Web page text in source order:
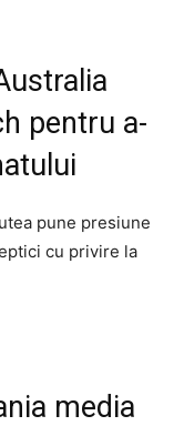
pentru a-
pune presiune
cu privire la
media